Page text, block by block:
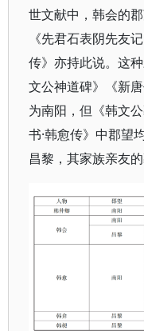
世文献中，韩会的
《先君石表阴先友
传》亦持此说。这
文公神道碑》《新
为南阳，但《韩文
书·韩愈传》中郡望
昌黎，其家族亲友